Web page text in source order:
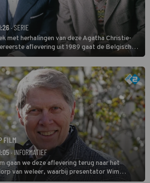
· SERIE
met herhalingen van deze Agatha Christie-
aflevering uit 1989 gaat de Belgische
een vermiste kok. Poirot raakt al snel
(HH)
FILM
· INFORMATIEF
gaan we deze aflevering terug naar het
van weleer, waarbij presentator Wim
op reis door de tijd aan de hand van